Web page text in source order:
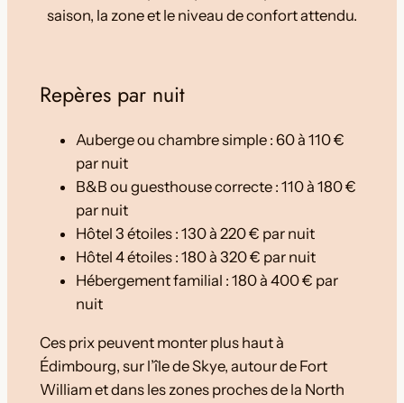
saison, la zone et le niveau de confort attendu.
Repères par nuit
Auberge ou chambre simple : 60 à 110 €
par nuit
B&B ou guesthouse correcte : 110 à 180 €
par nuit
Hôtel 3 étoiles : 130 à 220 € par nuit
Hôtel 4 étoiles : 180 à 320 € par nuit
Hébergement familial : 180 à 400 € par
nuit
Ces prix peuvent monter plus haut à
Édimbourg, sur l’île de Skye, autour de Fort
William et dans les zones proches de la North